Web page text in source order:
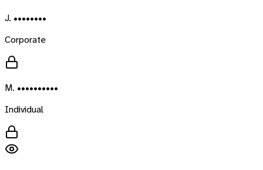
J. ••••••••
Corporate
M. ••••••••••
Individual